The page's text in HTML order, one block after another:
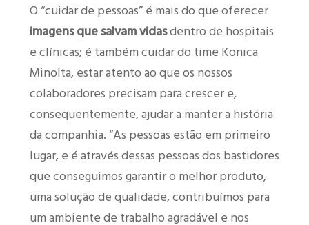
O “cuidar de pessoas” é mais do que oferecer
imagens que salvam vidasdentro de hospitais
e clínicas; é também cuidar do time Konica
Minolta, estar atento ao que os nossos
colaboradores precisam para crescer e,
consequentemente, ajudar a manter a história
da companhia. “As pessoas estão em primeiro
lugar, e é através dessas pessoas dos bastidores
que conseguimos garantir o melhor produto,
uma solução de qualidade, contribuímos para
um ambiente de trabalho agradável e nos